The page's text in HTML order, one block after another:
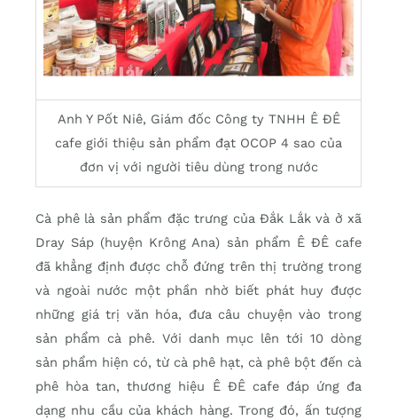
Anh Y Pốt Niê, Giám đốc Công ty TNHH Ê ĐÊ
cafe giới thiệu sản phẩm đạt OCOP 4 sao của
đơn vị với người tiêu dùng trong nước
Cà phê là sản phẩm đặc trưng của Đắk Lắk và ở xã
Dray Sáp (huyện Krông Ana) sản phẩm Ê ĐÊ cafe
đã khẳng định được chỗ đứng trên thị trường trong
và ngoài nước một phần nhờ biết phát huy được
những giá trị văn hóa, đưa câu chuyện vào trong
sản phẩm cà phê. Với danh mục lên tới 10 dòng
sản phẩm hiện có, từ cà phê hạt, cà phê bột đến cà
phê hòa tan, thương hiệu Ê ĐÊ cafe đáp ứng đa
dạng nhu cầu của khách hàng. Trong đó, ấn tượng